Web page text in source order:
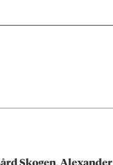
Skogen, Alexander